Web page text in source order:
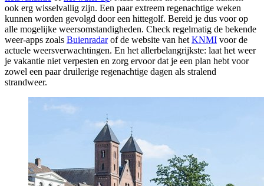
ook erg wisselvallig zijn. Een paar extreem regenachtige weken
kunnen worden gevolgd door een hittegolf. Bereid je dus voor op
alle mogelijke weersomstandigheden. Check regelmatig de bekende
weer-apps zoals Buienradarof de website van het KNMI voor de
actuele weersverwachtingen. En het allerbelangrijkste: laat het weer
je vakantie niet verpesten en zorg ervoor dat je een plan hebt voor
zowel een paar druilerige regenachtige dagen als stralend
strandweer.